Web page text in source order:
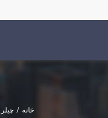
خانه / چیلر